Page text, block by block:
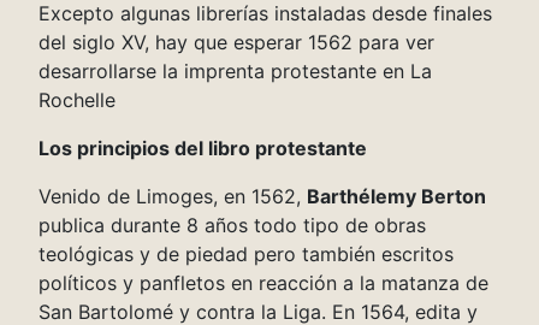
Excepto algunas librerías instaladas desde finales
del siglo XV, hay que esperar 1562 para ver
desarrollarse la imprenta protestante en La
Rochelle
Los principios del libro protestante
Venido de Limoges, en 1562, Barthélemy Berton
publica durante 8 años todo tipo de obras
teológicas y de piedad pero también escritos
políticos y panfletos en reacción a la matanza de
San Bartolomé y contra la Liga. En 1564, edita y